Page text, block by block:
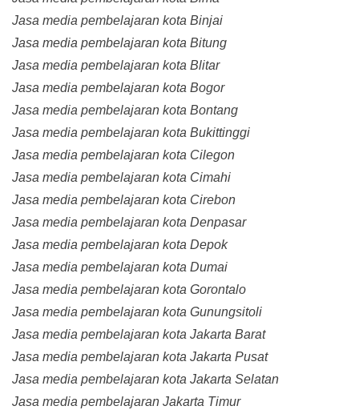
Jasa media pembelajaran kota Binjai
Jasa media pembelajaran kota Bitung
Jasa media pembelajaran kota Blitar
Jasa media pembelajaran kota Bogor
Jasa media pembelajaran kota Bontang
Jasa media pembelajaran kota Bukittinggi
Jasa media pembelajaran kota Cilegon
Jasa media pembelajaran kota Cimahi
Jasa media pembelajaran kota Cirebon
Jasa media pembelajaran kota Denpasar
Jasa media pembelajaran kota Depok
Jasa media pembelajaran kota Dumai
Jasa media pembelajaran kota Gorontalo
Jasa media pembelajaran kota Gunungsitoli
Jasa media pembelajaran kota Jakarta Barat
Jasa media pembelajaran kota Jakarta Pusat
Jasa media pembelajaran kota Jakarta Selatan
Jasa media pembelajaran Jakarta Timur